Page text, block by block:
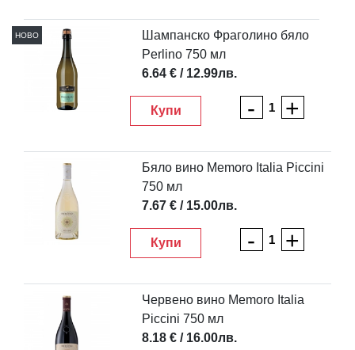
НОВО
Шампанско Фраголино бяло
Perlino 750 мл
6.64 € / 12.99лв.
Купи - +
Бяло вино Memoro Italia Piccini
750 мл
7.67 € / 15.00лв.
Купи - +
Червено вино Memoro Italia
Piccini 750 мл
8.18 € / 16.00лв.